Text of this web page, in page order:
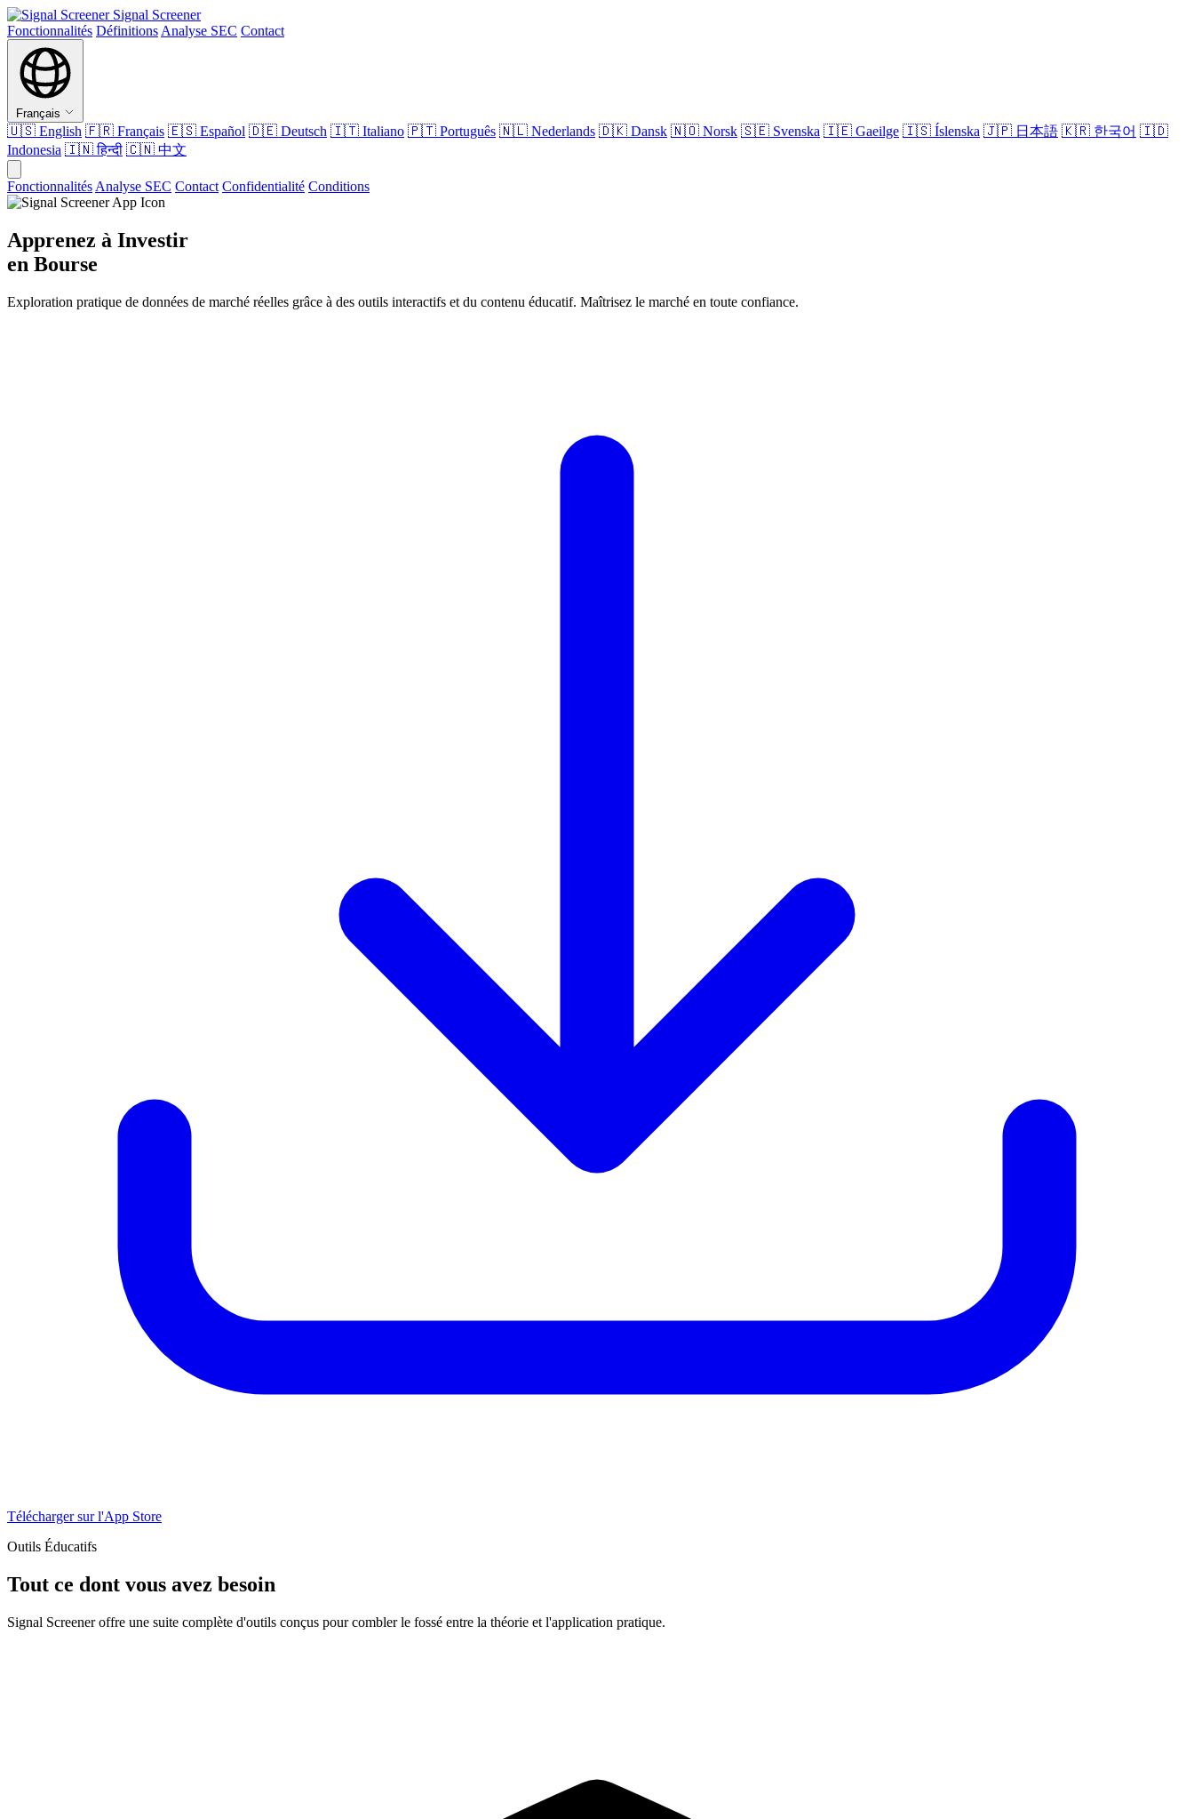
Signal Screener
Fonctionnalités Définitions Analyse SEC Contact
Français
🇺🇸 English 🇫🇷 Français 🇪🇸 Español 🇩🇪 Deutsch 🇮🇹 Italiano 🇵🇹 Português 🇳🇱 Nederlands 🇩🇰 Dansk 🇳🇴 Norsk 🇸🇪 Svenska 🇮🇪 Gaeilge 🇮🇸 Íslenska 🇯🇵 日本語 🇰🇷 한국어 🇮🇩
Indonesia 🇮🇳हिन्दी 🇨🇳 中文
Fonctionnalités Analyse SEC Contact Confidentialité Conditions
Apprenez à Investir
en Bourse
Exploration pratique de données de marché réelles grâce à des outils interactifs et du contenu éducatif. Maîtrisez le marché en toute confiance.
Télécharger sur l'App Store
Outils Éducatifs
Tout ce dont vous avez besoin
Signal Screener offre une suite complète d'outils conçus pour combler le fossé entre la théorie et l'application pratique.